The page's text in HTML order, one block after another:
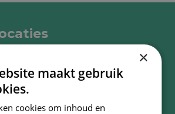
Sebastianusstraat 10, Herpen
×
maakt gebruik
cookies om inhoud en